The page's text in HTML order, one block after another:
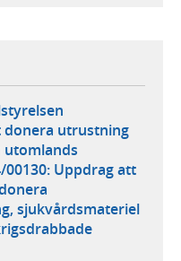
utrustning
00130: Uppdrag att
sjukvårdsmateriel